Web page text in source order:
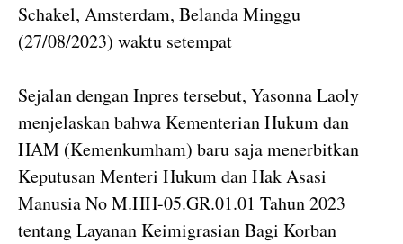
Schakel, Amsterdam, Belanda Minggu
(27/08/2023) waktu setempat
Sejalan dengan Inpres tersebut, Yasonna Laoly
menjelaskan bahwa Kementerian Hukum dan
HAM (Kemenkumham) baru saja menerbitkan
Keputusan Menteri Hukum dan Hak Asasi
Manusia No M.HH-05.GR.01.01 Tahun 2023
tentang Layanan Keimigrasian Bagi Korban